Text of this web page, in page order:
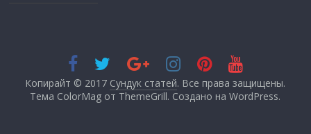
Копирайт © 2017 Сундук статей. Все права защищены.
Тема ColorMag от ThemeGrill. Создано наWordPress.